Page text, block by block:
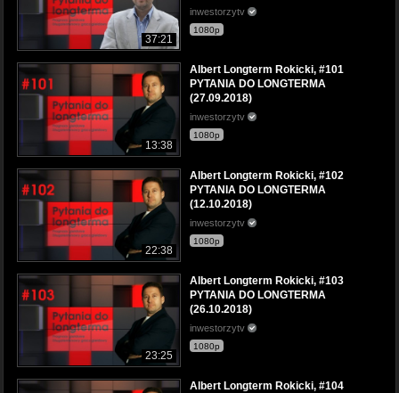
37:21
inwestorzytv
1080p
13:38
Albert Longterm Rokicki, #101
PYTANIA DO LONGTERMA
(27.09.2018)
inwestorzytv
1080p
22:38
Albert Longterm Rokicki, #102
PYTANIA DO LONGTERMA
(12.10.2018)
inwestorzytv
1080p
23:25
Albert Longterm Rokicki, #103
PYTANIA DO LONGTERMA
(26.10.2018)
inwestorzytv
1080p
Albert Longterm Rokicki, #104